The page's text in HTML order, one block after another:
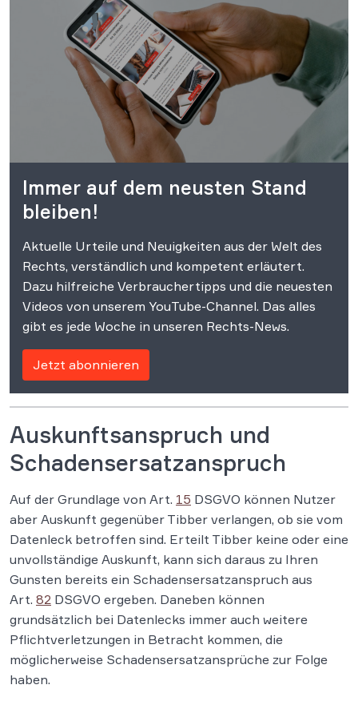
Immer auf dem neusten Stand
bleiben!
Aktuelle Urteile und Neuigkeiten aus der Welt des
Rechts, verständlich und kompetent erläutert.
Dazu hilfreiche Verbrauchertipps und die neuesten
Videos von unserem YouTube-Channel. Das alles
gibt es jede Woche in unseren Rechts-News.
Jetzt abonnieren
Auskunftsanspruch und
Schadensersatzanspruch
Auf der Grundlage von Art. 15 DSGVO können Nutzer
aber Auskunft gegenüber Tibber verlangen, ob sie vom
Datenleck betroffen sind. Erteilt Tibber keine oder eine
unvollständige Auskunft, kann sich daraus zu Ihren
Gunsten bereits ein Schadensersatzanspruch aus
Art. 82 DSGVO ergeben. Daneben können
grundsätzlich bei Datenlecks immer auch weitere
Pflichtverletzungen in Betracht kommen, die
möglicherweise Schadensersatzansprüche zur Folge
haben.